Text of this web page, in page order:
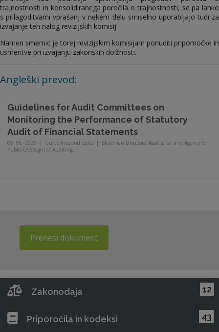
trajnostnosti in konsolidiranega poročila o trajnostnosti, se pa lahko
s prilagoditvami vprašanj v nekem delu smiselno uporabljajo tudi za
izvajanje teh nalog revizijskih komisij.
Namen smernic je torej revizijskim komisijam ponuditi pripomočke in
usmeritve pri izvajanju zakonskih dolžnosti.
Angleški prevod:
Guidelines for Audit Committees on
Monitoring the Performance of Statutory
Audit of Financial Statements
05. 05. 2025 | Guidelines and codes |
Slovenian Directors’ Association and Agency for
Public Oversight of Auditing,
Prenesi dokument
Zakonodaja 12
Priporočila in kodeksi 43